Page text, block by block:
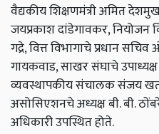
वैद्यकीय शिक्षणमंत्री अमित
जयप्रकाश दांडेगावकर, नियोजन
गद्रे, वित्त विभागाचे प्रधान
गायकवाड, साखर संघाचे
व्यवस्थापकीय संचालक संजय
असोसिएशनचे अध्यक्ष बी. बी.
अधिकारी उपस्थित होते.